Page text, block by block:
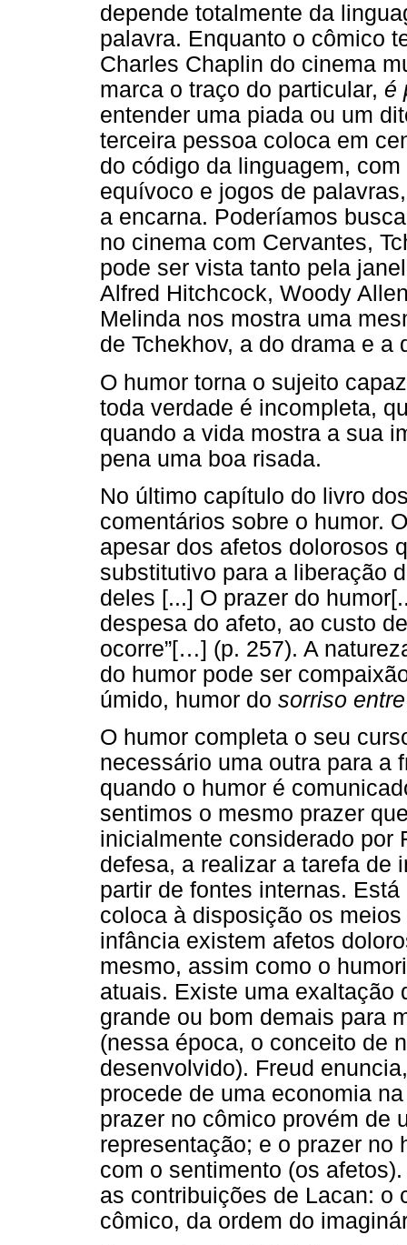
depende totalmente da
palavra. Enquanto o cômico
Charles Chaplin do cinema
marca o traço do particular, é
entender uma piada ou um
terceira pessoa coloca em
do código da linguagem,
equívoco e jogos de
a encarna. Poderíamos
no cinema com Cervantes,
pode ser vista tanto pela
Alfred Hitchcock, Woody
Melinda nos mostra uma
de Tchekhov, a do drama e a
O humor torna o sujeito
toda verdade é incompleta,
quando a vida mostra a sua
pena uma boa risada.
No último capítulo do livro
comentários sobre o humor.
apesar dos afetos dolorosos
substitutivo para a liberação
deles [...] O prazer do
despesa do afeto, ao custo
ocorre”[…] (p. 257). A
do humor pode ser
úmido, humor do sorriso
O humor completa o seu
necessário uma outra para a
quando o humor é
sentimos o mesmo prazer
inicialmente considerado por
defesa, a realizar a tarefa de
partir de fontes internas.
coloca à disposição os
infância existem afetos
mesmo, assim como o
atuais. Existe uma exaltação
grande ou bom demais para
(nessa época, o conceito de
desenvolvido). Freud
procede de uma economia
prazer no cômico provém de
representação; e o prazer no
com o sentimento (os
as contribuições de Lacan: o
cômico, da ordem do